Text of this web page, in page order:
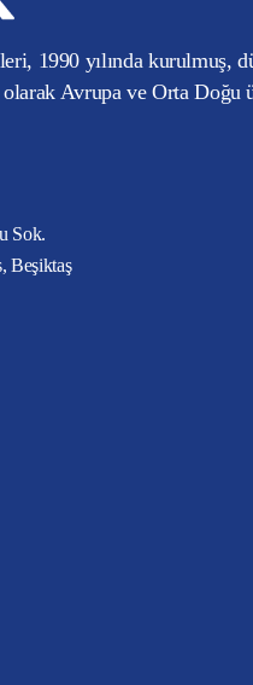
1990 yılında
olarak Avrupa ve Orta
Sok.
Beşiktaş